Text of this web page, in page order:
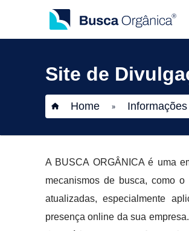
Site de
Home » Informações
A BUSCA ORGÂNICA é uma
mecanismos de busca, como
atualizadas, especialmente
presença online da sua